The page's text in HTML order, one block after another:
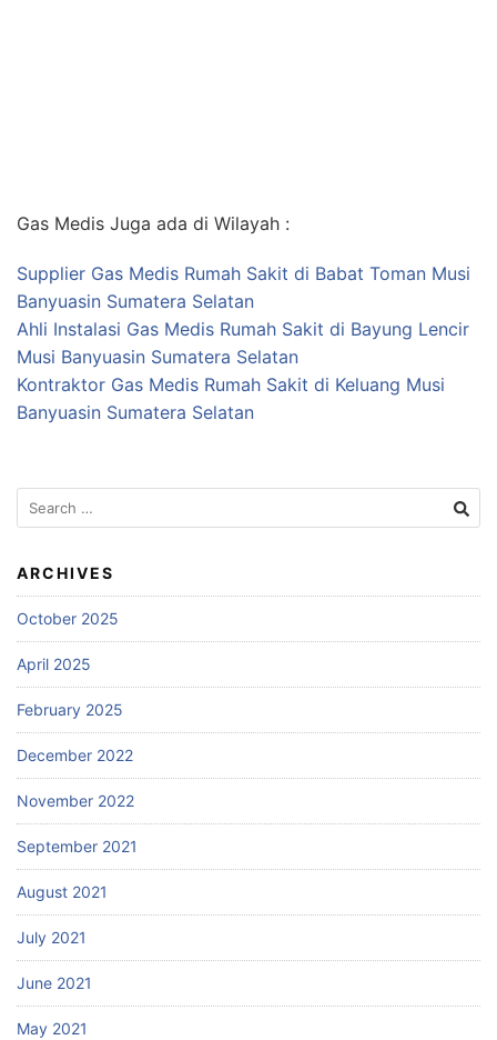
Gas Medis Juga ada di Wilayah :
Supplier Gas Medis Rumah Sakit di Babat Toman Musi
Banyuasin Sumatera Selatan
Ahli Instalasi Gas Medis Rumah Sakit di Bayung Lencir
Musi Banyuasin Sumatera Selatan
Kontraktor Gas Medis Rumah Sakit di Keluang Musi
Banyuasin Sumatera Selatan
Search
for:
ARCHIVES
October 2025
April 2025
February 2025
December 2022
November 2022
September 2021
August 2021
July 2021
June 2021
May 2021